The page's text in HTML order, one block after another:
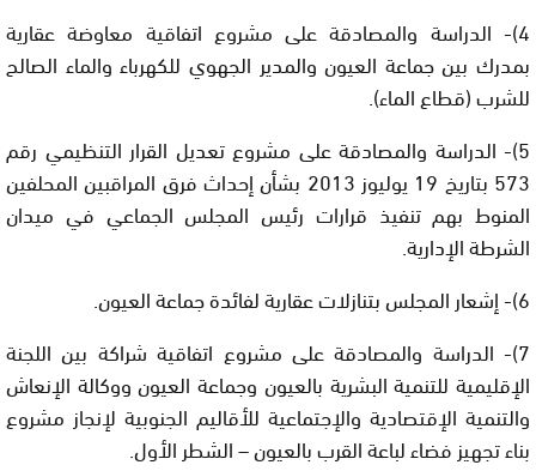
4)- الدراسة والمصادقة على مشروع اتفاقية معاوضة عقارية
بمدرك بين جماعة العيون والمدير الجهوي للكهرباء والماء الصالح
للشرب (قطاع الماء).
5)- الدراسة والمصادقة على مشروع تعديل القرار التنظيمي رقم
573 بتاريخ 19 يوليوز 2013 بشأن إحداث فرق المراقبين المحلفين
المنوط بهم تنفيذ قرارات رئيس المجلس الجماعي في ميدان
الشرطة الإدارية.
6)- إشعار المجلس بتنازلات عقارية لفائدة جماعة العيون.
7)- الدراسة والمصادقة على مشروع اتفاقية شراكة بين اللجنة
الإقليمية للتنمية البشرية بالعيون وجماعة العيون ووكالة الإنعاش
والتنمية الإقتصادية والإجتماعية للأقاليم الجنوبية لإنجاز مشروع
بناء تجهيز فضاء لباعة القرب بالعيون – الشطر الأول.